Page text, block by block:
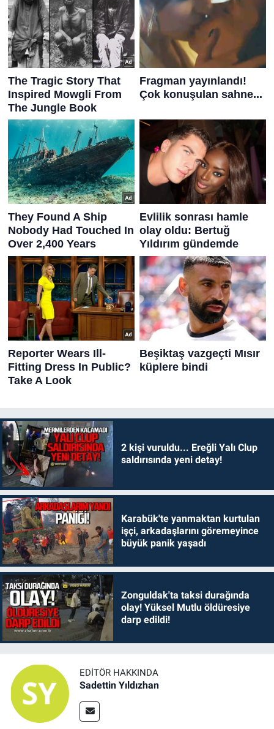
2 kişi vuruldu... Ereğli Yalı Clup
saldırısında yeni detay!
Karabük'te yanmaktan kurtulan
işçi, arkadaşlarını göremeyince
büyük panik yaşadı
Zonguldak'ta taksi durağında
olay! Yüksel Mutlu öldüresiye
darp edildi!
EDITÖR HAKKINDA
Sadettin Yıldızhan